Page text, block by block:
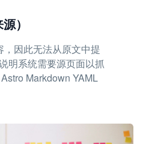
）
因此无法从原文中提
明系统需要源页面以抓
Markdown YAML